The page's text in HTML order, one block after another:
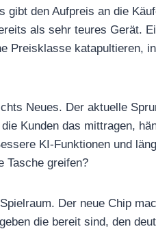
gibt den Aufpreis an die
als sehr teures Gerät.
Preisklasse katapultieren,
Neues. Der aktuelle
Kunden das mittragen,
KI-Funktionen und
Tasche greifen?
Der neue Chip
die bereit sind, den